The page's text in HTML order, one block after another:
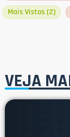
Mais Vistos (2)
VEJA